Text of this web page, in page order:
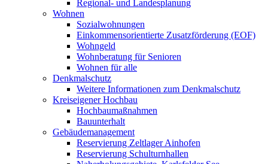
Regional- und Landesplanung
Wohnen
Sozialwohnungen
Einkommensorientierte Zusatzförderung (EOF)
Wohngeld
Wohnberatung für Senioren
Wohnen für alle
Denkmalschutz
Weitere Informationen zum Denkmalschutz
Kreiseigener Hochbau
Hochbaumaßnahmen
Bauunterhalt
Gebäudemanagement
Reservierung Zeltlager Ainhofen
Reservierung Schulturnhallen